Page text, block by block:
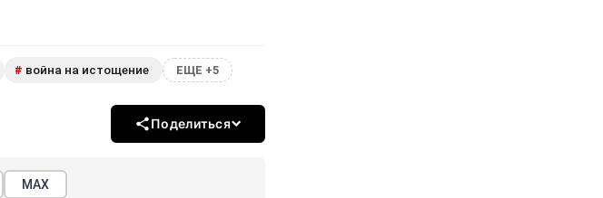
# война на истощение ЕЩЕ +5
Поделиться
МАХ